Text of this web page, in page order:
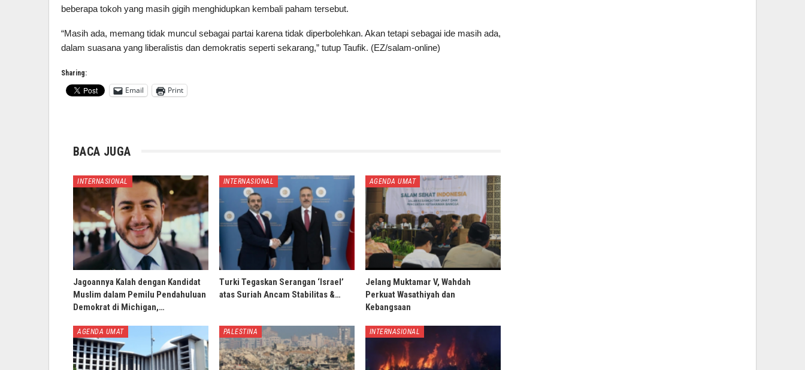
beberapa tokoh yang masih gigih menghidupkan kembali paham tersebut.
“Masih ada, memang tidak muncul sebagai partai karena tidak diperbolehkan. Akan tetapi sebagai ide masih ada,
dalam suasana yang liberalistis dan demokratis seperti sekarang,” tutup Taufik. (EZ/salam-online)
Sharing:
Email Print
BACA JUGA
INTERNASIONAL
Jagoannya Kalah dengan Kandidat
Muslim dalam Pemilu Pendahuluan
Demokrat di Michigan,…
INTERNASIONAL
Turki Tegaskan Serangan ‘Israel’
atas Suriah Ancam Stabilitas &…
AGENDA UMAT
Jelang Muktamar V, Wahdah
Perkuat Wasathiyah dan
Kebangsaan
AGENDA UMAT PALESTINA INTERNASIONAL